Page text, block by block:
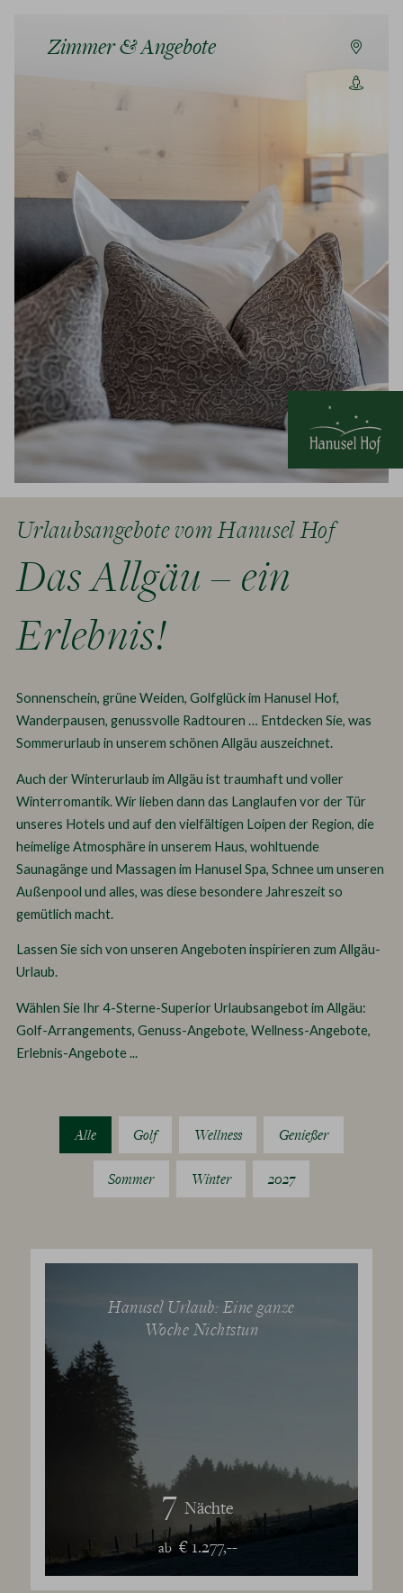
Zimmer & Angebote
Urlaubsangebote vom Hanusel Hof
Das Allgäu – ein
Erlebnis!
Sonnenschein, grüne Weiden, Golfglück im Hanusel Hof,
Wanderpausen, genussvolle Radtouren … Entdecken Sie, was
Sommerurlaub in unserem schönen Allgäu auszeichnet.
Auch der Winterurlaub im Allgäu ist traumhaft und voller
Winterromantik. Wir lieben dann das Langlaufen vor der Tür
unseres Hotels und auf den vielfältigen Loipen der Region, die
heimelige Atmosphäre in unserem Haus, wohltuende
Saunagänge und Massagen im Hanusel Spa, Schnee um unseren
Außenpool und alles, was diese besondere Jahreszeit so
gemütlich macht.
Lassen Sie sich von unseren Angeboten inspirieren zum Allgäu-
Urlaub.
Wählen Sie Ihr 4-Sterne-Superior Urlaubsangebot im Allgäu:
Golf-Arrangements, Genuss-Angebote, Wellness-Angebote,
Erlebnis-Angebote ...
Alle Golf Wellness Genießer
Sommer Winter 2027
Hanusel Urlaub: Eine ganze
Woche Nichtstun
7 Nächte
ab € 1.277,--